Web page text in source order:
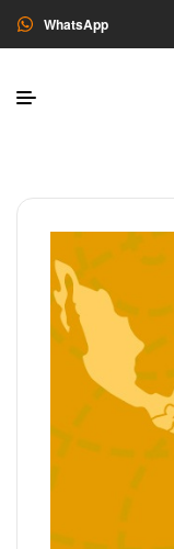
WhatsApp